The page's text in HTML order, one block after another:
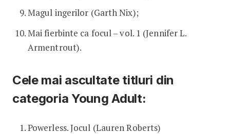
Magul ingerilor (Garth Nix);
Mai fierbinte ca focul – vol. 1 (Jennifer L.
Armentrout).
Cele mai ascultate titluri din
categoria Young Adult:
Powerless. Jocul (Lauren Roberts)